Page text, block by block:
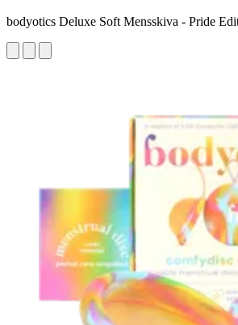
bodyotics Deluxe Soft Mensskiva - Pride